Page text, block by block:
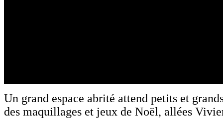
Un grand espace abrité attend petits et
des maquillages et jeux de Noël, allées